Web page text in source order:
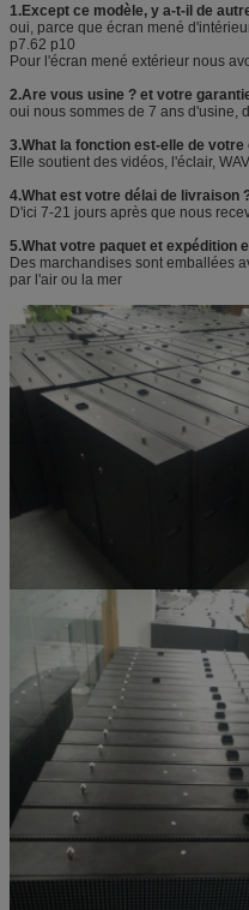
1.Except ce modèle, y a-t-il de
oui, parce que écran mené
p7.62 p10
Pour l'écran mené extérieur nous
2.Are vous usine ? et votre
oui nous sommes de 7 ans d'usine,
3.What la fonction est-elle de votre
Elle soutient des vidéos, l'éclair,
4.What est votre délai de livraison
D'ici 7-21 jours après que nous
5.What votre paquet et expédition
Des marchandises sont emballées
par l'air ou la mer